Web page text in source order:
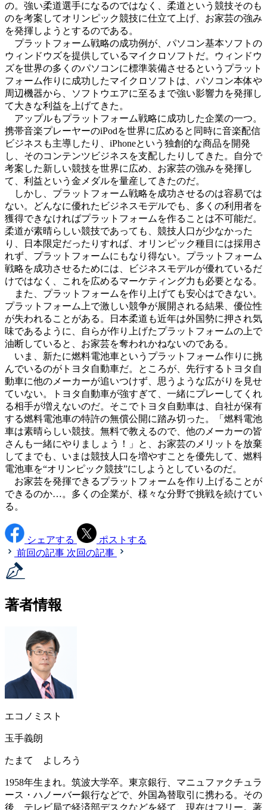
の。強い柔道選手になるのではなく、柔道という競技そのも
のを考案してオリンピック競技に仕立て上げ、お家芸の強み
を発揮しようとするのである。
プラットフォーム戦略の成功例が、パソコン基本ソフトの
ウィンドウズを提供しているマイクロソフトだ。ウィンドウ
ズを世界の多くのパソコンに標準装備させるというプラット
フォーム作りに成功したマイクロソフトは、パソコン本体や
周辺機器から、ソフトウエアに至るまで強い影響力を発揮し
て大きな利益を上げてきた。
アップルもプラットフォーム戦略に成功した企業の一つ。
携帯音楽プレーヤーのiPodを世界に広めると同時に音楽配信
ビジネスも主導したり、iPhoneという独創的な商品を開発
し、そのコンテンツビジネスを支配したりしてきた。自分で
考案した新しい競技を世界に広め、お家芸の強みを発揮し
て、利益という金メダルを量産してきたのだ。
しかし、プラットフォーム戦略を成功させるのは容易では
ない。どんなに優れたビジネスモデルでも、多くの利用者を
獲得できなければプラットフォームを作ることは不可能だ。
柔道が素晴らしい競技であっても、競技人口が少なかった
り、日本限定だったりすれば、オリンピック種目には採用さ
れず、プラットフォームにもなり得ない。プラットフォーム
戦略を成功させるためには、ビジネスモデルが優れているだ
けではなく、これを広めるマーケティング力も必要となる。
また、プラットフォームを作り上げても安心はできない。
プラットフォーム上で激しい競争が展開される結果、優位性
が失われることがある。日本柔道も近年は外国勢に押され気
味であるように、自らが作り上げたプラットフォームの上で
油断していると、お家芸を奪われかねないのである。
いま、新たに燃料電池車というプラットフォーム作りに挑
んでいるのがトヨタ自動車だ。ところが、先行するトヨタ自
動車に他のメーカーが追いつけず、思うような広がりを見せ
ていない。トヨタ自動車が強すぎて、一緒にプレーしてくれ
る相手が増えないのだ。そこでトヨタ自動車は、自社が保有
する燃料電池車の特許の無償公開に踏み切った。「燃料電池
車は素晴らしい競技。無料で教えるので、他のメーカーの皆
さんも一緒にやりましょう！」と、お家芸のメリットを放棄
してまでも、いまは競技人口を増やすことを優先して、燃料
電池車を“オリンピック競技”にしようとしているのだ。
お家芸を発揮できるプラットフォームを作り上げることが
できるのか…。多くの企業が、様々な分野で挑戦を続けてい
る。
シェアする
ポストする
前回の記事 次回の記事
著者情報
エコノミスト
玉手義朗
たまて よしろう
1958年生まれ。筑波大学卒。東京銀行、マニュファクチュラ
ース・ハノーバー銀行などで、外国為替取引に携わる。その
後、テレビ局で経済部デスクなどを経て、現在はフリー。著